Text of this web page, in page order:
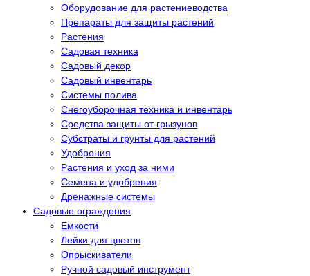
Оборудование для растениеводства
Препараты для защиты растений
Растения
Садовая техника
Садовый декор
Садовый инвентарь
Системы полива
Снегоуборочная техника и инвентарь
Средства защиты от грызунов
Субстраты и грунты для растений
Удобрения
Растения и уход за ними
Семена и удобрения
Дренажные системы
Садовые ограждения
Емкости
Лейки для цветов
Опрыскиватели
Ручной садовый инструмент